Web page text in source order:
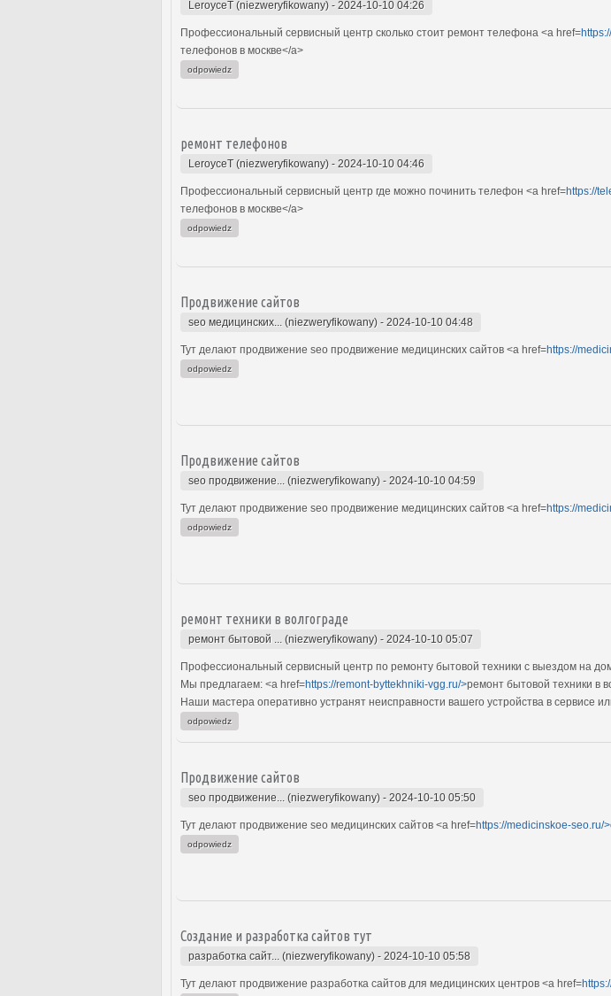
LeroyceT (niezweryfikowany) - 2024-10-10 04:26
Профессиональный сервисный центр сколько стоит ремонт телефона <a href=
телефонов в москве</a>
odpowiedz
ремонт телефонов
LeroyceT (niezweryfikowany) - 2024-10-10 04:46
Профессиональный сервисный центр где можно починить телефон <a href=https://
телефонов в москве</a>
odpowiedz
Продвижение сайтов
seo медицинских... (niezweryfikowany) - 2024-10-10 04:48
Тут делают продвижение seo продвижение медицинских сайтов <a href=https://
odpowiedz
Продвижение сайтов
seo продвижение... (niezweryfikowany) - 2024-10-10 04:59
Тут делают продвижение seo продвижение медицинских сайтов <a href=https://
odpowiedz
ремонт техники в волгограде
ремонт бытовой ... (niezweryfikowany) - 2024-10-10 05:07
Профессиональный сервисный центр по ремонту бытовой техники с выездом на
Мы предлагаем: <a href=https://remont-byttekhniki-vgg.ru/>ремонт бытовой техники в
Наши мастера оперативно устранят неисправности вашего устройства в сервисе
odpowiedz
Продвижение сайтов
seo продвижение... (niezweryfikowany) - 2024-10-10 05:50
Тут делают продвижение seo медицинских сайтов <a href=https://medicinskoe-seo.ru/>
odpowiedz
Создание и разработка сайтов тут
разработка сайт... (niezweryfikowany) - 2024-10-10 05:58
Тут делают продвижение разработка сайтов для медицинских центров <a href=